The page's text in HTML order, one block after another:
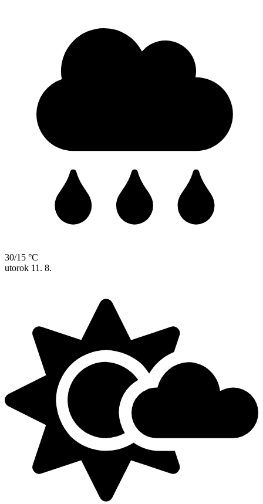
30/15 °C
utorok 11. 8.